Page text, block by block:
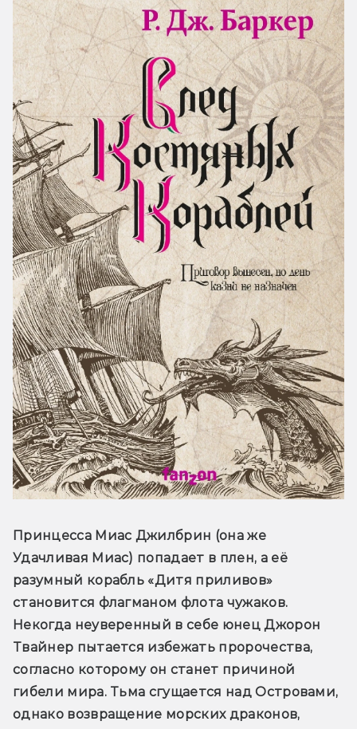
Принцесса Миас Джилбрин (она же
Удачливая Миас) попадает в плен, а её
разумный корабль «Дитя приливов»
становится флагманом флота чужаков.
Некогда неуверенный в себе юнец Джорон
Твайнер пытается избежать пророчества,
согласно которому он станет причиной
гибели мира. Тьма сгущается над Островами,
однако возвращение морских драконов,